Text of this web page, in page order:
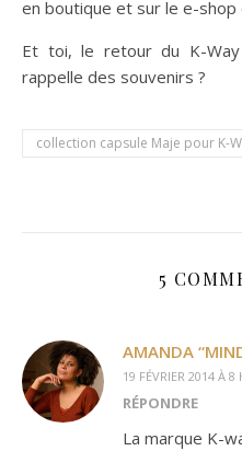
en boutique et sur le e-shop
Et toi, le retour du K-
rappelle des souvenirs ?
collection capsule Maje pour K-
5
AMANDA
19 FÉVRIER 2014 À 8
RÉPONDRE
La marque K-